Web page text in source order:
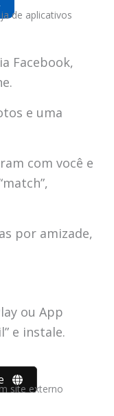
de aplicativos
Facebook,
e uma
com você e
por amizade,
ou App
e instale.
site externo